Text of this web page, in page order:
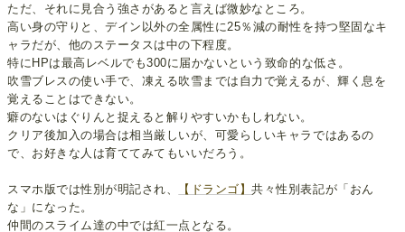
ただ、それに見合う強さがあると言えば微妙なところ。
高い身の守りと、デイン以外の全属性に25％減の耐性を持つ堅固なキ
ャラだが、他のステータスは中の下程度。
特にHPは最高レベルでも300に届かないという致命的な低さ。
吹雪ブレスの使い手で、凍える吹雪までは自力で覚えるが、輝く息を
覚えることはできない。
癖のないはぐりんと捉えると解りやすいかもしれない。
クリア後加入の場合は相当厳しいが、可愛らしいキャラではあるの
で、お好きな人は育ててみてもいいだろう。
スマホ版では性別が明記され、 【ドランゴ】共々性別表記が「おん
な」になった。
仲間のスライム達の中では紅一点となる。